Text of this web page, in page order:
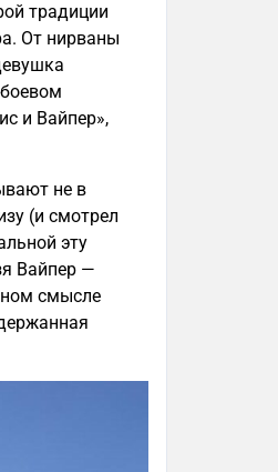
традиции
От нирваны
и Вайпер»,
не в
(и смотрел
эту
Вайпер —
смысле